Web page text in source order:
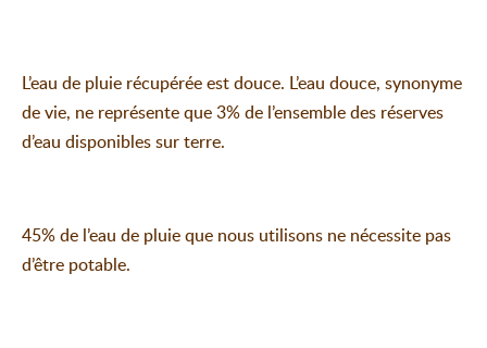
L’eau de pluie récupérée est douce. L’eau douce, synonyme
de vie, ne représente que 3% de l’ensemble des réserves
d’eau disponibles sur terre.
45% de l’eau de pluie que nous utilisons ne nécessite pas
d’être potable.